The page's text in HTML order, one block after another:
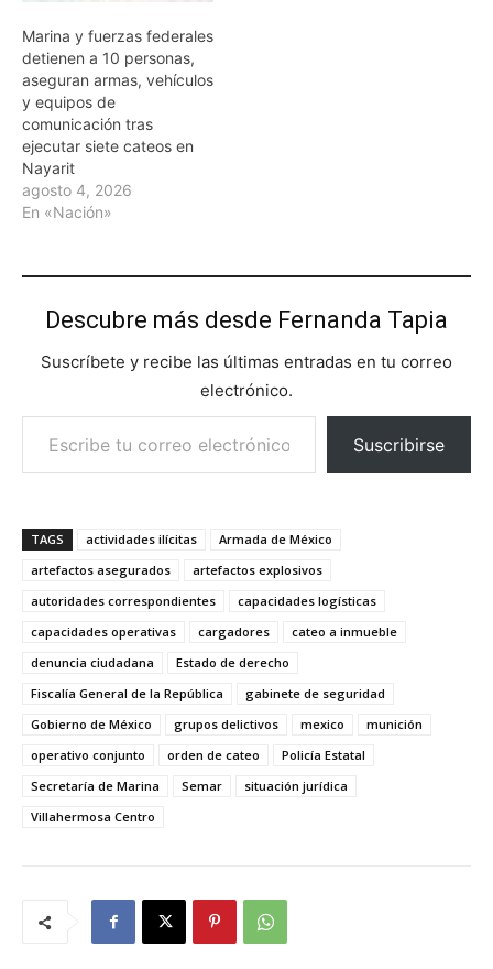
Marina y fuerzas federales
detienen a 10 personas,
aseguran armas, vehículos
y equipos de
comunicación tras
ejecutar siete cateos en
Nayarit
agosto 4, 2026
En «Nación»
Descubre más desde Fernanda Tapia
Suscríbete y recibe las últimas entradas en tu correo
electrónico.
Escribe tu correo electrónico…
Suscribirse
TAGS actividades ilícitas
Armada de México
artefactos asegurados
artefactos explosivos
autoridades correspondientes
capacidades logísticas
capacidades operativas
cargadores
cateo a inmueble
denuncia ciudadana
Estado de derecho
Fiscalía General de la República
gabinete de seguridad
Gobierno de México
grupos delictivos mexico
munición
operativo conjunto
orden de cateo
Policía Estatal
Secretaría de Marina
Semar
situación jurídica
Villahermosa Centro